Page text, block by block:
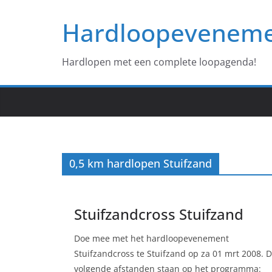
Hardlopen met een complete loopagenda!
0,5 km hardlopen Stuifzand
Stuifzandcross Stuifzand
Doe mee met het hardloopevenement
Stuifzandcross te Stuifzand op za 01 mrt 2008.
volgende afstanden staan op het programma: